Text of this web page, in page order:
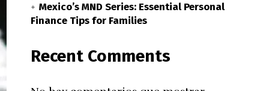
Mexico’s MND Series: Essential Personal
Finance Tips for Families
Recent Comments